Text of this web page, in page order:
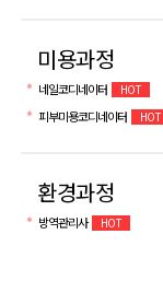
미용과정
네일코디네이터 HOT
피부미용코디네이터 HOT
환경과정
방역관리사 HOT